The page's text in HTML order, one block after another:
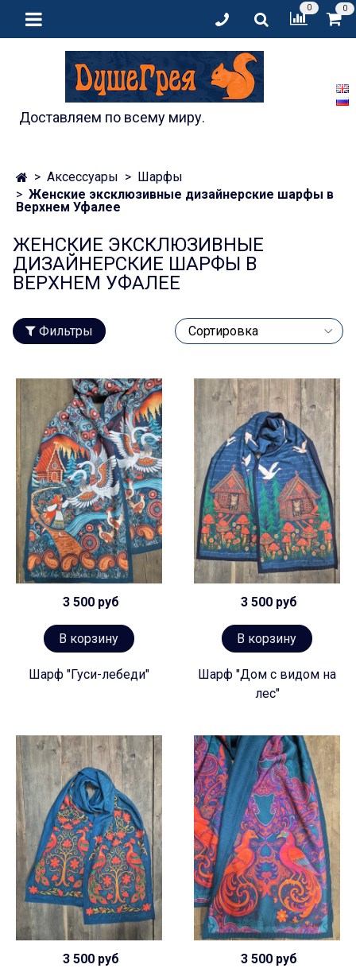
0 0
Доставляем по всему миру.
Аксессуары
Шарфы
Женские эксклюзивные дизайнерские шарфы в
Верхнем Уфалее
ЖЕНСКИЕ ЭКСКЛЮЗИВНЫЕ
ДИЗАЙНЕРСКИЕ ШАРФЫ В
ВЕРХНЕМ УФАЛЕЕ
Фильтры
3 500 руб
В корзину
Шарф "Гуси-лебеди"
3 500 руб
В корзину
Шарф "Дом с видом на
лес"
3 500 руб 3 500 руб